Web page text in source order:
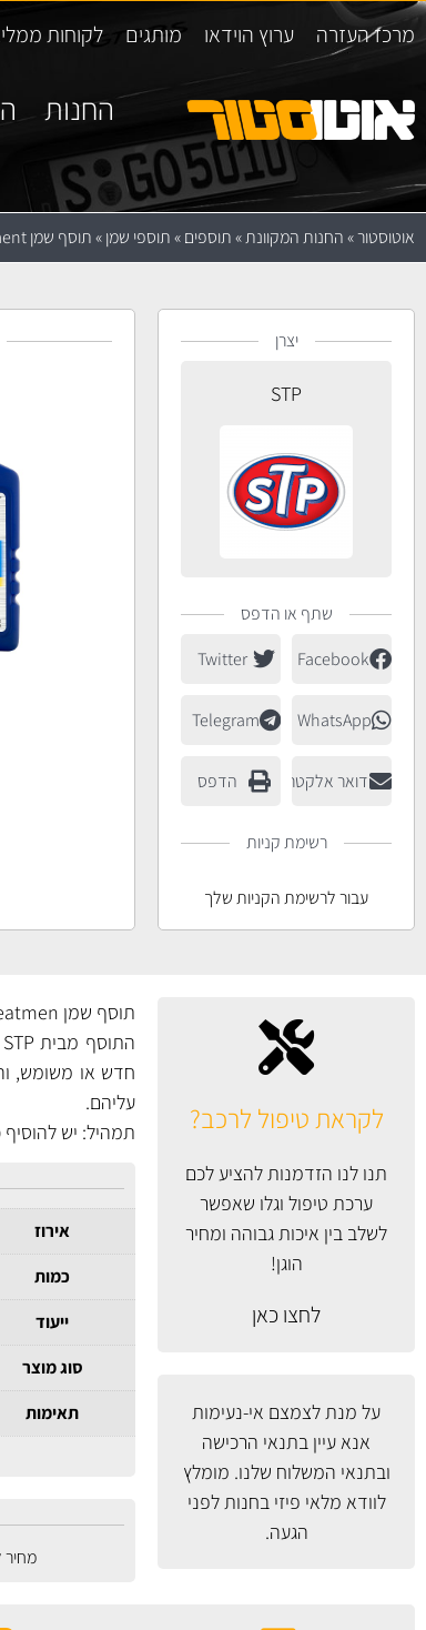
מרכז העזרה ערוץ הוידאו מותגים לקוחות
החנות
אוטוסטור»החנות המקוונת»תוספים»תוספי שמן»תוסף שמן STP Oil Treatment
יצרן
STP
שתף או הדפס
Facebook
Twitter
WhatsApp
Telegram
דואר אלקטרוני הדפס
רשימת קניות
עבור לרשימת הקניות שלך
לקראת טיפול לרכב?
תנו לנו הזדמנות להציע לכם
ערכת טיפול וגלו שאפשר
לשלב בין איכות גבוהה ומחיר
הוגן!
לחצו כאן
על מנת לצמצם אי-נעימות
אנא עיין בתנאי הרכישה
ובתנאי המשלוח שלנו. מומלץ
לוודא מלאי פיזי בחנות לפני
הגעה.
תוסף שמן Oil Treatmen מבית STP תוסף שמן שמטרתו לשפר את ביצועי המנוע ולהגן על חלקי המנוע.
חדש או משומש,
עליהם.
תמהיל: יש להוסיף כ- 10% מקיבולת השמן
אירוז
כמות
ייעוד
סוג מוצר
תאימות
מחיר